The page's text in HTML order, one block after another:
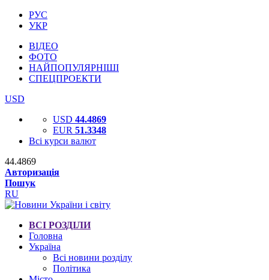
РУС
УКР
ВІДЕО
ФОТО
НАЙПОПУЛЯРНІШІ
СПЕЦПРОЕКТИ
USD
USD 44.4869
EUR 51.3348
Всі курси валют
44.4869
Авторизація
Пошук
RU
ВСІ РОЗДІЛИ
Головна
Україна
Всі новини розділу
Політика